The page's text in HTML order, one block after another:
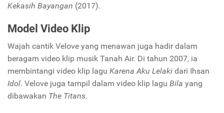
Kekasih Bayangan (2017).
Model Video Klip
Wajah cantik Velove yang menawan juga hadir dalam
beragam video klip musik Tanah Air. Di tahun 2007, ia
membintangi video klip lagu Karena Aku Lelaki dari Ihsan
Idol. Velove juga tampil dalam video klip lagu Bila yang
dibawakan The Titans.